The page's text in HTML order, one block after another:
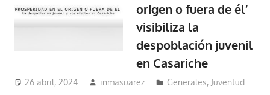
origen o fuera de él’
visibiliza la
despoblación juvenil
en Casariche
26 abril, 2024 inmasuarez Generales, Juventud